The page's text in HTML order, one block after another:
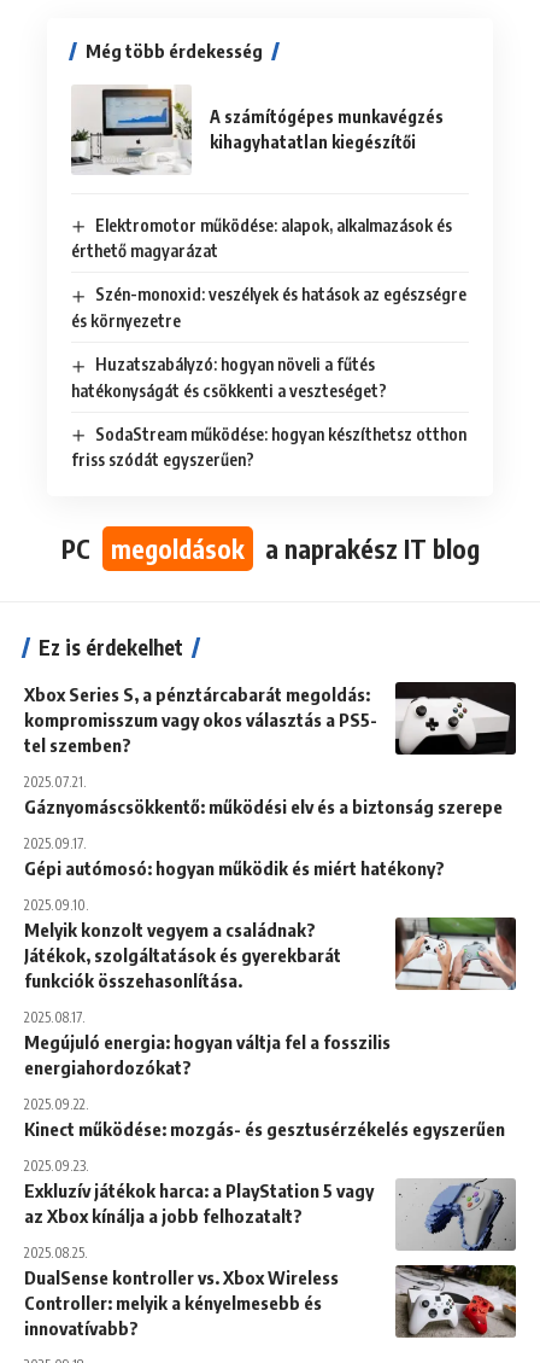
Még több érdekesség
A számítógépes munkavégzés
kihagyhatatlan kiegészítői
Elektromotor működése: alapok, alkalmazások és
érthető magyarázat
Szén-monoxid: veszélyek és hatások az egészségre
és környezetre
Huzatszabályzó: hogyan növeli a fűtés
hatékonyságát és csökkenti a veszteséget?
SodaStream működése: hogyan készíthetsz otthon
friss szódát egyszerűen?
PC megoldások a naprakész IT blog
Ez is érdekelhet
Xbox Series S, a pénztárcabarát megoldás:
kompromisszum vagy okos választás a PS5-
tel szemben?
2025.07.21.
Gáznyomáscsökkentő: működési elv és a biztonság szerepe
2025.09.17.
Gépi autómosó: hogyan működik és miért hatékony?
2025.09.10.
Melyik konzolt vegyem a családnak?
Játékok, szolgáltatások és gyerekbarát
funkciók összehasonlítása.
2025.08.17.
Megújuló energia: hogyan váltja fel a fosszilis
energiahordozókat?
2025.09.22.
Kinect működése: mozgás- és gesztusérzékelés egyszerűen
2025.09.23.
Exkluzív játékok harca: a PlayStation 5 vagy
az Xbox kínálja a jobb felhozatalt?
2025.08.25.
DualSense kontroller vs. Xbox Wireless
Controller: melyik a kényelmesebb és
innovatívabb?